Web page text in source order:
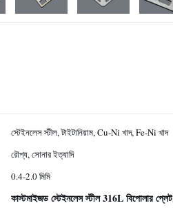
স্টেইনলেস স্টীল, টাইটানিয়াম, Cu-Ni খাদ, Fe-Ni খাদ
রৌপ্য, সোনার ইত্যাদি
0.4-2.0 মিমি
কাস্টমাইজড স্টেইনলেস স্টীল 316L বিপোলার প্লেট